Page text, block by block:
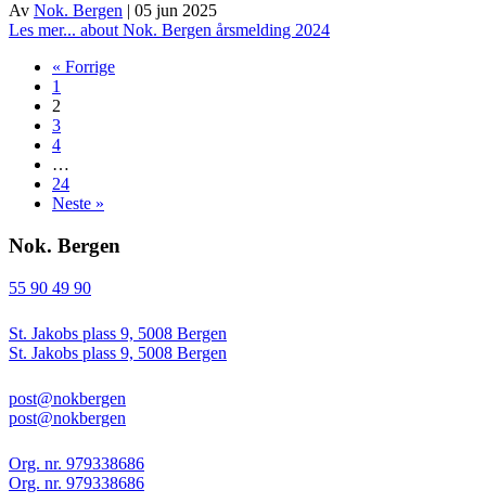
Av Nok. Bergen | 05 jun 2025
Les mer... about Nok. Bergen årsmelding 2024
« Forrige
1
2
3
4
…
24
Neste »
Nok. Bergen
55 90 49 90
St. Jakobs plass 9, 5008 Bergen
St. Jakobs plass 9, 5008 Bergen
post@nokbergen
post@nokbergen
Org. nr. 979338686
Org. nr. 979338686